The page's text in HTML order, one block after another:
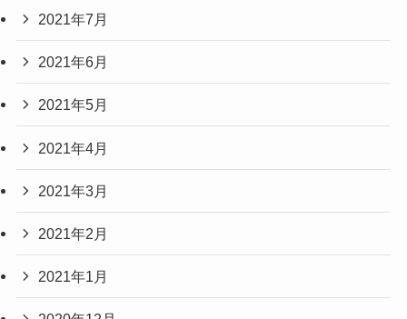
2021年7月
2021年6月
2021年5月
2021年4月
2021年3月
2021年2月
2021年1月